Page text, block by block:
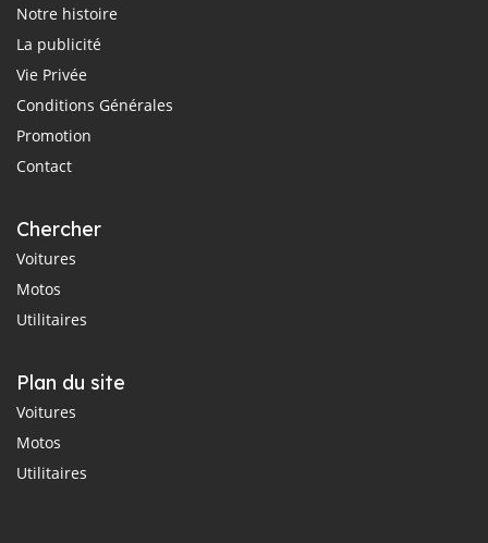
Notre histoire
La publicité
Vie Privée
Conditions Générales
Promotion
Contact
Chercher
Voitures
Motos
Utilitaires
Plan du site
Voitures
Motos
Utilitaires